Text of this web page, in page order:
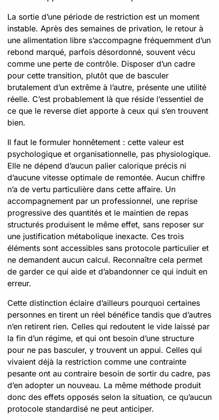
La sortie d’une période de restriction est un moment
instable. Après des semaines de privation, le retour à
une alimentation libre s’accompagne fréquemment d’un
rebond marqué, parfois désordonné, souvent vécu
comme une perte de contrôle. Disposer d’un cadre
pour cette transition, plutôt que de basculer
brutalement d’un extrême à l’autre, présente une utilité
réelle. C’est probablement là que réside l’essentiel de
ce que le reverse diet apporte à ceux qui s’en trouvent
bien.
Il faut le formuler honnêtement : cette valeur est
psychologique et organisationnelle, pas physiologique.
Elle ne dépend d’aucun palier calorique précis ni
d’aucune vitesse optimale de remontée. Aucun chiffre
n’a de vertu particulière dans cette affaire. Un
accompagnement par un professionnel, une reprise
progressive des quantités et le maintien de repas
structurés produisent le même effet, sans reposer sur
une justification métabolique inexacte. Ces trois
éléments sont accessibles sans protocole particulier et
ne demandent aucun calcul. Reconnaître cela permet
de garder ce qui aide et d’abandonner ce qui induit en
erreur.
Cette distinction éclaire d’ailleurs pourquoi certaines
personnes en tirent un réel bénéfice tandis que d’autres
n’en retirent rien. Celles qui redoutent le vide laissé par
la fin d’un régime, et qui ont besoin d’une structure
pour ne pas basculer, y trouvent un appui. Celles qui
vivaient déjà la restriction comme une contrainte
pesante ont au contraire besoin de sortir du cadre, pas
d’en adopter un nouveau. La même méthode produit
donc des effets opposés selon la situation, ce qu’aucun
protocole standardisé ne peut anticiper.